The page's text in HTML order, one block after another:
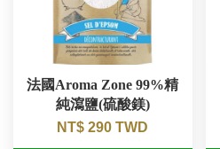
法國Aroma Zone 99%精
純瀉鹽(硫酸鎂)
NT$ 290 TWD